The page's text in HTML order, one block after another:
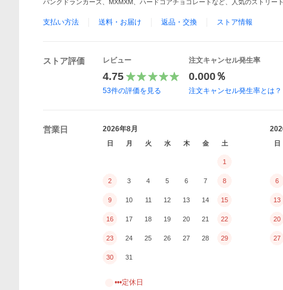
パンクドランカーズ、MXMXM、ハードコアチョコレートなど、人気のストリー
支払い方法 送料・お届け 返品・交換 ストア情報
ストア評価 レビュー
4.75
53件の評価を見る
注文キャンセル発生率
0.000％
注文キャンセル発生率とは？
営業日 2026年8月
日 月 火 水 木 金 土
1
2 3 4 5 6 7 8
9 10 11 12 13 14 15
16 17 18 19 20 21 22
23 24 25 26 27 28 29
30 31
日
6
13
20
27
•••定休日